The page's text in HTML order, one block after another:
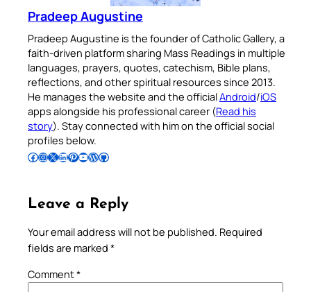
Pradeep Augustine
Pradeep Augustine is the founder of Catholic Gallery, a
faith-driven platform sharing Mass Readings in multiple
languages, prayers, quotes, catechism, Bible plans,
reflections, and other spiritual resources since 2013.
He manages the website and the officialAndroid/iOS
apps alongside his professional career (Read his
story). Stay connected with him on the official social
profiles below.
Follow Pradeep on Facebook Follow Pradeep on InstagramFollow Pradeep on X Follow Pradeep on LinkedIn Follow Pradeep on Pinterest Subscribe to Pradeep’s Youtube Channel Follow Pradeep on WordPress Follow Pradeep on GitHub
Leave a Reply
Your email address will not be published. Required
fields are marked *
Comment*